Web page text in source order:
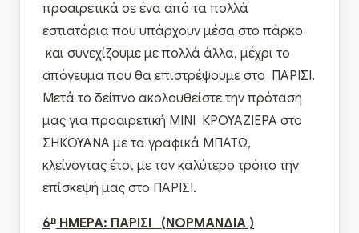
προαιρετικά σε ένα από τα πολλά
εστιατόρια που υπάρχουν μέσα στο πάρκο
και συνεχίζουμε με πολλά άλλα, μέχρι το
απόγευμα που θα επιστρέψουμε στο ΠΑΡΙΣΙ.
Μετά το δείπνο ακολουθείστε την πρόταση
μας για προαιρετική ΜΙΝΙ ΚΡΟΥΑΖΙΕΡΑ στο
ΣΗΚΟΥΑΝΑ με τα γραφικά ΜΠΑΤΩ,
κλείνοντας έτσι με τον καλύτερο τρόπο την
επίσκεψή μας στο ΠΑΡΙΣΙ.
6η ΗΜΕΡΑ: ΠΑΡΙΣΙ (NOΡΜΑΝΔΙΑ )